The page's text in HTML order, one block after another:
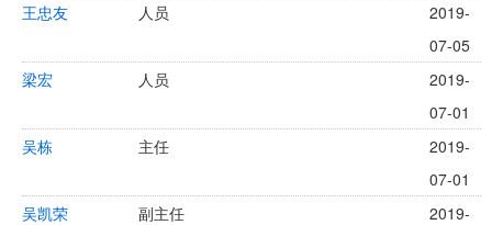
王忠友
人员
2019-
07-05
梁宏
人员
2019-
07-01
吴栋
主任
2019-
07-01
吴凯荣
副主任
2019-